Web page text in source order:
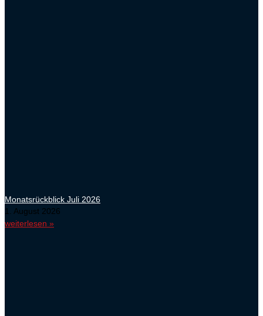
Monatsrückblick Juli 2026
1. August 2026
weiterlesen »